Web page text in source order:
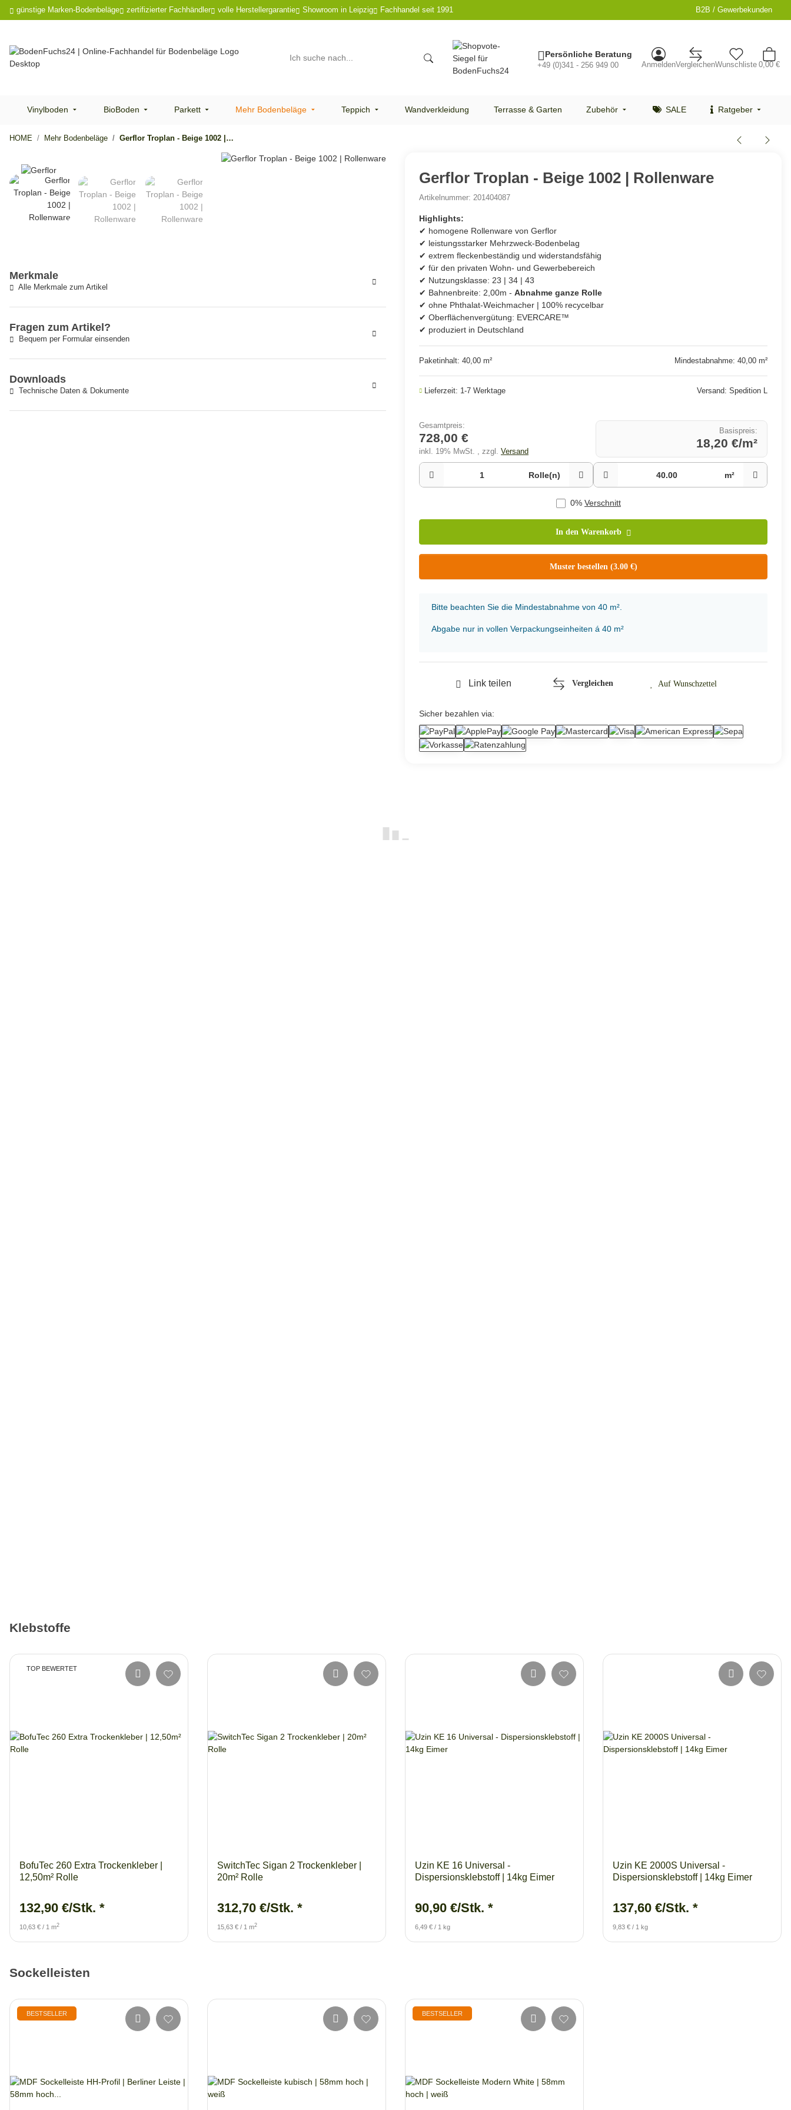
günstige Marken-Bodenbeläge zertifizierter Fachhändler volle Herstellergarantie Showroom in Leipzig Fachhandel seit 1991 B2B / Gewerbekunden
Persönliche Beratung
+49 (0)341 - 256 949 00 AnmeldenVergleichenWunschliste 0,00 €
Vinylboden BioBoden Parkett Mehr Bodenbeläge Teppich Wandverkleidung Terrasse & Garten Zubehör SALE Ratgeber
HOME Mehr Bodenbeläge Gerflor Troplan - Beige 1002 | Rollenware
Gerflor Troplan - Beige 1002 | Rollenware
Artikelnummer: 201404087
Highlights:
✔ homogene Rollenware von Gerflor
✔ leistungsstarker Mehrzweck-Bodenbelag
✔ extrem fleckenbeständig und widerstandsfähig
✔ für den privaten Wohn- und Gewerbebereich
✔ Nutzungsklasse: 23 | 34 | 43
✔ Bahnenbreite: 2,00m - Abnahme ganze Rolle
✔ ohne Phthalat-Weichmacher | 100% recycelbar
✔ Oberflächenvergütung: EVERCARE™
✔ produziert in Deutschland
Paketinhalt: 40,00 m² Mindestabnahme: 40,00 m²
Lieferzeit: 1-7 Werktage Versand: Spedition L
Gesamtpreis:
728,00 €
inkl. 19% MwSt. , zzgl. Versand
Basispreis:
18,20 €/m²
Rolle(n) m²
0% Verschnitt
In den Warenkorb
Muster bestellen (3.00 €)
x
Bitte beachten Sie die Mindestabnahme von 40 m².
Abgabe nur in vollen Verpackungseinheiten á 40 m²
Link teilen Vergleichen Auf Wunschzettel
Sicher bezahlen via:
Merkmale
Alle Merkmale zum Artikel
Fragen zum Artikel?
Bequem per Formular einsenden
Downloads
Technische Daten & Dokumente
Klebstoffe
TOP BEWERTET
BofuTec 260 Extra Trockenkleber |
12,50m² Rolle
132,90 €/Stk. *
10,63 € / 1 m2
SwitchTec Sigan 2 Trockenkleber |
20m² Rolle
312,70 €/Stk. *
15,63 € / 1 m2
Uzin KE 16 Universal -
Dispersionsklebstoff | 14kg Eimer
90,90 €/Stk. *
6,49 € / 1 kg
Uzin KE 2000S Universal -
Dispersionsklebstoff | 14kg Eimer
137,60 €/Stk. *
9,83 € / 1 kg
Sockelleisten
BESTSELLER BESTSELLER